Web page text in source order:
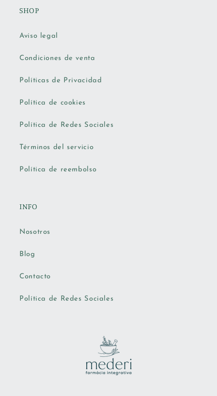
SHOP
Aviso legal
Condiciones de venta
Políticas de Privacidad
Política de cookies
Política de Redes Sociales
Términos del servicio
Política de reembolso
INFO
Nosotros
Blog
Contacto
Política de Redes Sociales